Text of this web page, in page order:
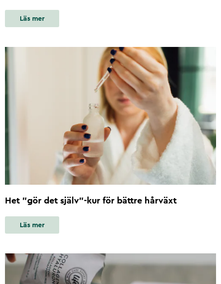
Läs mer
Het ”gör det själv”-kur för bättre hårväxt
Läs mer